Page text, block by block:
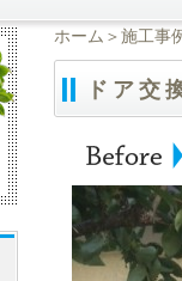
ホーム ＞ 施工事
ドア交